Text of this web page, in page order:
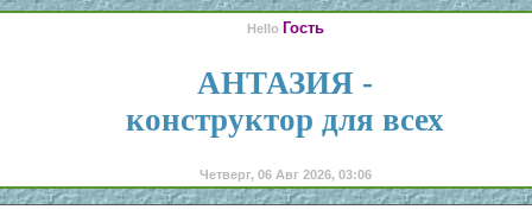
Hello Гость
АНТАЗИЯ -
конструктор для всех
Четверг, 06 Авг 2026, 03:06